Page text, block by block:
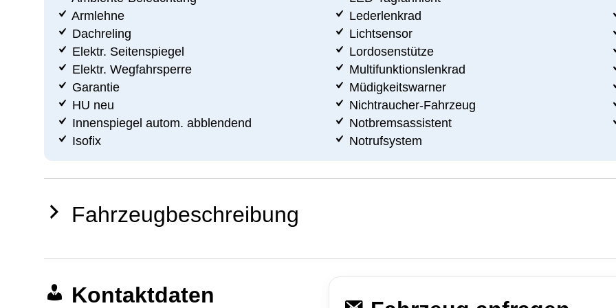
Armlehne
Dachreling
Elektr. Seitenspiegel
Elektr. Wegfahrsperre
Garantie
HU neu
Innenspiegel autom. abblendend
Isofix
Lederlenkrad
Lichtsensor
Lordosenstütze
Multifunktionslenkrad
Müdigkeitswarner
Nichtraucher-Fahrzeug
Notbremsassistent
Notrufsystem
Fahrzeugbeschreibung
Kontaktdaten